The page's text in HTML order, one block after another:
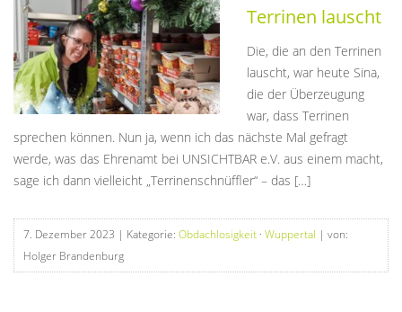
Terrinen lauscht
Die, die an den Terrinen
lauscht, war heute Sina,
die der Überzeugung
war, dass Terrinen
sprechen können. Nun ja, wenn ich das nächste Mal gefragt
werde, was das Ehrenamt bei UNSICHTBAR e.V. aus einem macht,
sage ich dann vielleicht „Terrinenschnüffler“ – das […]
7. Dezember 2023 | Kategorie: Obdachlosigkeit · Wuppertal | von:
Holger Brandenburg